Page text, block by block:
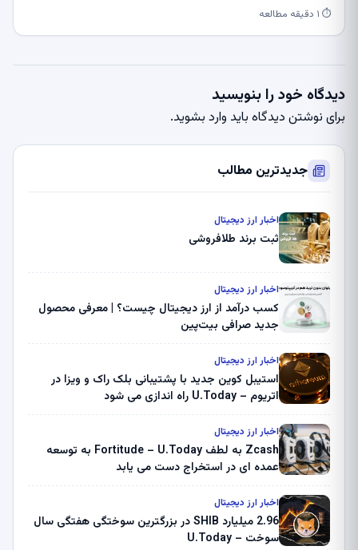
⏱ ۱ دقیقه مطالعه
دیدگاه خود را بنویسید
برای نوشتن دیدگاه باید وارد بشوید.
جدیدترین مطالب
اخبار ارز دیجیتال
ثبت برند طلافروشی
اخبار ارز دیجیتال
کسب درآمد از ارز دیجیتال چیست؟ | معرفی محصول
جدید صرافی بیت‌پین
اخبار ارز دیجیتال
استیبل کوین جدید با پشتیبانی بلک راک و ویزا در
اتریوم – U.Today راه اندازی می شود
اخبار ارز دیجیتال
Zcash به لطف Fortitude – U.Today به توسعه
عمده ای در استخراج دست می یابد
اخبار ارز دیجیتال
2.96 میلیارد SHIB در بزرگترین سوختگی هفتگی سال
سوخت – U.Today